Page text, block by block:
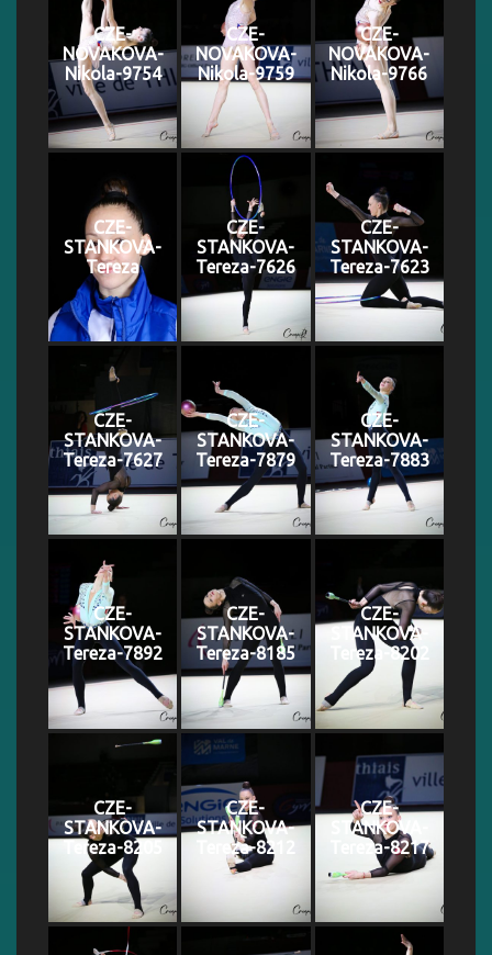
CZE-
NOVAKOVA-
Nikola-9754
CZE-
NOVAKOVA-
Nikola-9759
CZE-
NOVAKOVA-
Nikola-9766
CZE-
STANKOVA-
Tereza
CZE-
STANKOVA-
Tereza-7626
CZE-
STANKOVA-
Tereza-7623
CZE-
STANKOVA-
Tereza-7627
CZE-
STANKOVA-
Tereza-7879
CZE-
STANKOVA-
Tereza-7883
CZE-
STANKOVA-
Tereza-7892
CZE-
STANKOVA-
Tereza-8185
CZE-
STANKOVA-
Tereza-8202
CZE-
STANKOVA-
Tereza-8205
CZE-
STANKOVA-
Tereza-8212
CZE-
STANKOVA-
Tereza-8217